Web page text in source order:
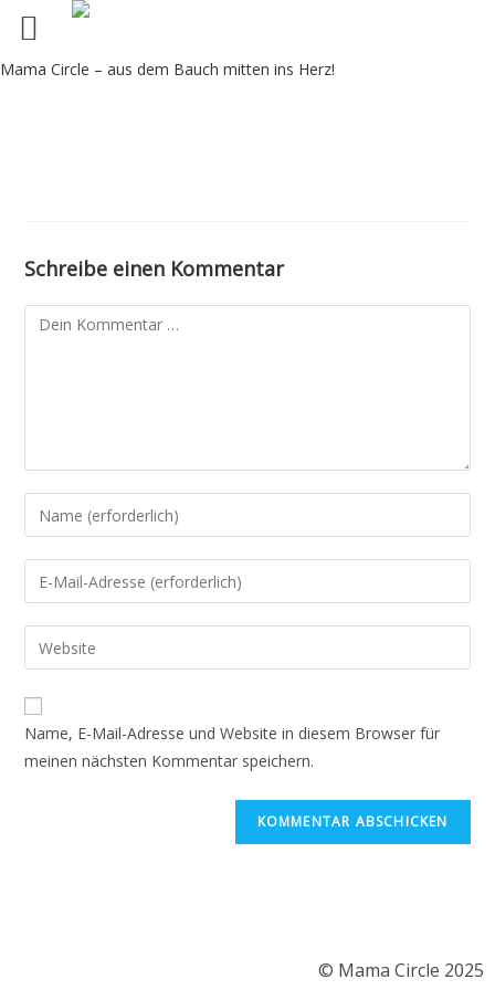
Mama Circle – aus dem Bauch mitten ins Herz!
Schreibe einen Kommentar
Name, E-Mail-Adresse und Website in diesem Browser für
meinen nächsten Kommentar speichern.
© Mama Circle 2025